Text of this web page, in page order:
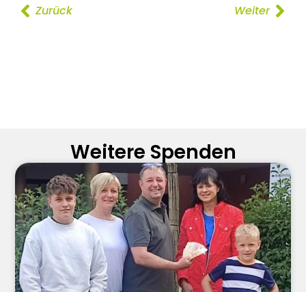
Zurück Weiter
Weitere Spenden